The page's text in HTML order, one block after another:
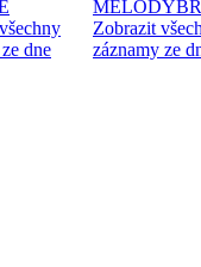
dne
Zobrazit
záznamy ze